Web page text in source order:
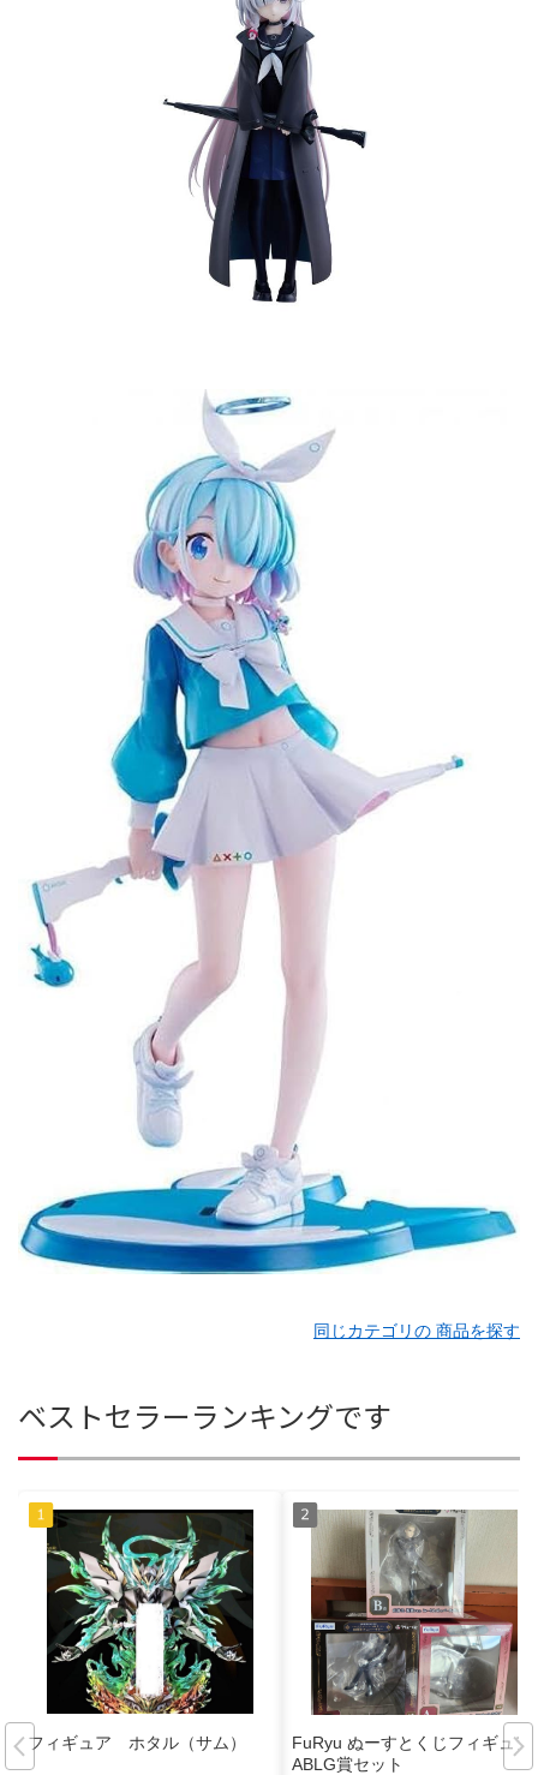
同じカテゴリの 商品を探す
ベストセラーランキングです
フィギュア ホタル（サム）
FuRyu ぬーすとくじフィギュア
ABLG賞セット